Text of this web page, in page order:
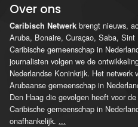
Over ons
Caribisch Netwerk brengt nieuws,
Aruba, Bonaire, Curaçao, Saba,
Caribische gemeenschap in
journalisten volgen we de
Nederlandse Koninkrijk. Het netwerk
Arubaanse gemeenschap in
Den Haag die gevolgen heeft voor
Caribische gemeenschap in
onafhankelijk. ...